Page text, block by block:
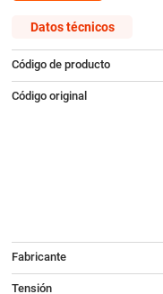
Datos técnicos
Código de producto
Código original
Fabricante
Tensión